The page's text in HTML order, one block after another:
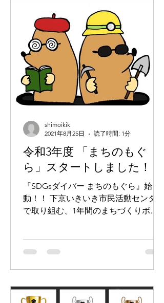
令和3年度 「まちのもぐ
ら」スタートしました！！
『SDGsダイバー まちのもぐら』始
動！！ 下京いきいき市民活動センター
で取り組む、1年間のまちづくりボラ
まちの資源や課題を掘り起こすこと。
shimoikik
2021年8月25日
読了時間: 1分